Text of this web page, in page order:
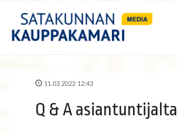
11.03.2022 12:43
Q & A asiantuntijalta